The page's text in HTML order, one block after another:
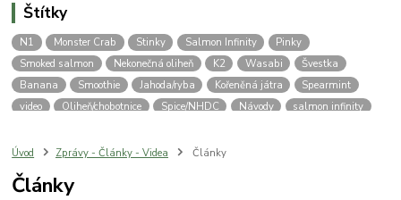
Štítky
N1 Monster Crab Stinky Salmon Infinity
Pinky
Smoked salmon
Nekonečná oliheň K2 Wasabi
Švestka
Banana
Smoothie Jahoda/ryba Kořeněná játra
Spearmint
video
Oliheň/chobotnice Spice/NHDC Návody
salmon infinity
Moruše
Scopex Scopex/NHDC Pop Jelly
Úvod Zprávy - Články - Videa Články
Články